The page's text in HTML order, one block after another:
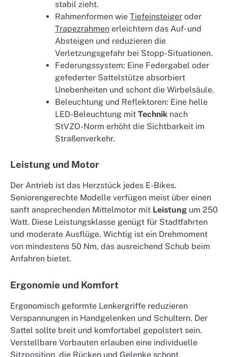
stabil zieht.
Rahmenformen wie Tiefeinsteiger oder
Trapezrahmen erleichtern das Auf- und
Absteigen und reduzieren die
Verletzungsgefahr bei Stopp-Situationen.
Federungssystem: Eine Federgabel oder
gefederter Sattelstütze absorbiert
Unebenheiten und schont die Wirbelsäule.
Beleuchtung und Reflektoren: Eine helle
LED-Beleuchtung mit Technik nach
StVZO-Norm erhöht die Sichtbarkeit im
Straßenverkehr.
Leistung und Motor
Der Antrieb ist das Herzstück jedes E-Bikes.
Seniorengerechte Modelle verfügen meist über einen
sanft ansprechenden Mittelmotor mit Leistung um 250
Watt. Diese Leistungsklasse genügt für Stadtfahrten
und moderate Ausflüge. Wichtig ist ein Drehmoment
von mindestens 50 Nm, das ausreichend Schub beim
Anfahren bietet.
Ergonomie und Komfort
Ergonomisch geformte Lenkergriffe reduzieren
Verspannungen in Handgelenken und Schultern. Der
Sattel sollte breit und komfortabel gepolstert sein.
Verstellbare Vorbauten erlauben eine individuelle
Sitzposition, die Rücken und Gelenke schont.